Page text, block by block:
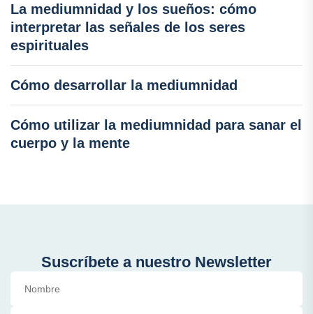
La mediumnidad y los sueños: cómo
interpretar las señales de los seres
espirituales
Cómo desarrollar la mediumnidad
Cómo utilizar la mediumnidad para sanar el
cuerpo y la mente
Suscríbete a nuestro Newsletter